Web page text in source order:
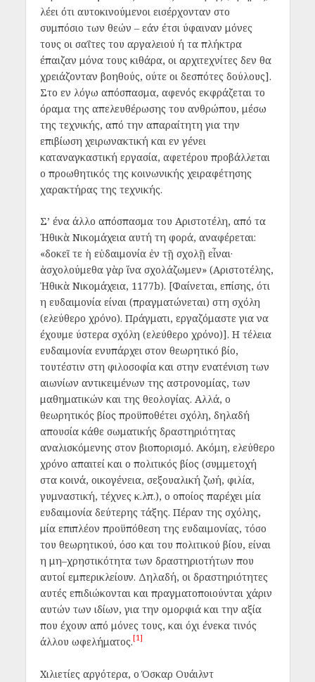
λέει ότι αυτοκινούμενοι εισέρχονταν στο
συμπόσιο των θεών – εάν έτσι ύφαιναν μόνες
τους οι σαΐτες του αργαλειού ή τα πλήκτρα
έπαιζαν μόνα τους κιθάρα, οι αρχιτεχνίτες δεν θα
χρειάζονταν βοηθούς, ούτε οι δεσπότες δούλους].
Στο εν λόγω απόσπασμα, αφενός εκφράζεται το
όραμα της απελευθέρωσης του ανθρώπου, μέσω
της τεχνικής, από την απαραίτητη για την
επιβίωση χειρωνακτική και εν γένει
καταναγκαστική εργασία, αφετέρου προβάλλεται
ο προωθητικός της κοινωνικής χειραφέτησης
χαρακτήρας της τεχνικής.
Σ’ ένα άλλο απόσπασμα του Αριστοτέλη, από τα
Ἠθικὰ Νικομάχεια αυτή τη φορά, αναφέρεται:
«δοκεῖ τε ἡ εὐδαιμονία ἐν τῇ σχολῇ εἶναι·
ἀσχολούμεθα γὰρ ἵνα σχολάζωμεν» (Αριστοτέλης,
Ἠθικὰ Νικομάχεια, 1177b). [Φαίνεται, επίσης, ότι
η ευδαιμονία είναι (πραγματώνεται) στη σχόλη
(ελεύθερο χρόνο). Πράγματι, εργαζόμαστε για να
έχουμε ύστερα σχόλη (ελεύθερο χρόνο)]. Η τέλεια
ευδαιμονία ενυπάρχει στον θεωρητικό βίο,
τουτέστιν στη φιλοσοφία και στην ενατένιση των
αιωνίων αντικειμένων της αστρονομίας, των
μαθηματικών και της θεολογίας. Αλλά, ο
θεωρητικός βίος προϋποθέτει σχόλη, δηλαδή
απουσία κάθε σωματικής δραστηριότητας
αναλισκόμενης στον βιοπορισμό. Ακόμη, ελεύθερο
χρόνο απαιτεί και ο πολιτικός βίος (συμμετοχή
στα κοινά, οικογένεια, σεξουαλική ζωή, φιλία,
γυμναστική, τέχνες κ.λπ.), ο οποίος παρέχει μία
ευδαιμονία δεύτερης τάξης. Πέραν της σχόλης,
μία επιπλέον προϋπόθεση της ευδαιμονίας, τόσο
του θεωρητικού, όσο και του πολιτικού βίου, είναι
η μη–χρηστικότητα των δραστηριοτήτων που
αυτοί εμπερικλείουν. Δηλαδή, οι δραστηριότητες
αυτές επιδιώκονται και πραγματοποιούνται χάριν
αυτών των ιδίων, για την ομορφιά και την αξία
που έχουν από μόνες τους, και όχι ένεκα τινός
άλλου ωφελήματος.[1]
Χιλιετίες αργότερα, ο Όσκαρ Ουάιλντ